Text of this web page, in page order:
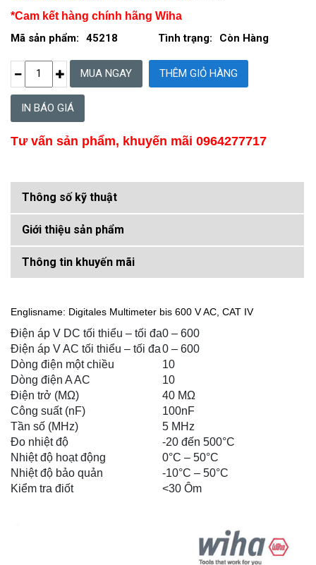
*Cam kết hàng chính hãng Wiha
Mã sản phẩm: 45218 Tình trạng: Còn Hàng
IN BÁO GIÁ
Tư vấn sản phẩm, khuyến mãi 0964277717
Thông số kỹ thuật
Giới thiệu sản phẩm
Thông tin khuyến mãi
Englisname: Digitales Multimeter bis 600 V AC, CAT IV
Điện áp V DC tối thiểu – tối đa0 – 600
Điện áp V AC tối thiểu – tối đa0 – 600
Dòng điện một chiều
10
Dòng điện A AC
10
Điện trở (MΩ)
40 MΩ
Công suất (nF)
100nF
Tần số (MHz)
5 MHz
Đo nhiệt độ
-20 đến 500°C
Nhiệt độ hoạt động
0°C – 50°C
Nhiệt độ bảo quản
-10°C – 50°C
Kiểm tra điốt
<30 Ôm